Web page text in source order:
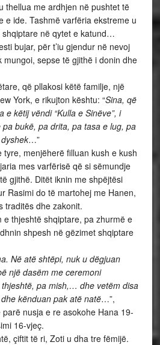
thellua me ardhjen në pushtet të
e ide. Tashmë varfëria ekstreme u
shqiptare në qytet e katund…
bujar, për t’iu gjendur në nevoj
mungoi, sepse të gjithë i donin dhe
që pllakosi këtë familje, një
York, e rikujton kështu: “Sina, që
e këtij vëndi “Kulla e Sinëve”, i
bukë, pa drita, pa tasa e lug, pa
…”
menjëherë filluan kush e kush
mes varfërisë që si sëmundje
gjithë. Ditët iknin me shpëjtësi
Rasimi do të martohej me Hanen,
traditës dhe zakonit.
e thjeshtë shqiptare, pa zhurmë e
shpesh në gëzimet shqiptare
Në atë shtëpi, nuk u dëgjuan
një dasëm me ceremoni
pa mish,… dhe vetëm disa
kënduan pak atë natë…”,
nusja e re asokohe Hana 19-
16-vjeç.
çiftit të ri, Zoti u dha tre fëmijë.